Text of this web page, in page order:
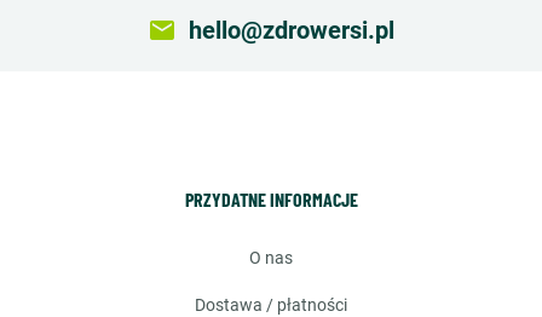
email hello@zdrowersi.pl
PRZYDATNE INFORMACJE
o nas
dostawa / płatności